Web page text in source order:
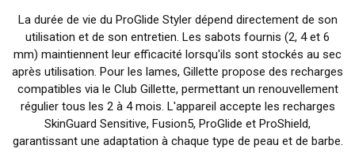
La durée de vie du ProGlide Styler dépend directement de son
utilisation et de son entretien. Les sabots fournis (2, 4 et 6
mm) maintiennent leur efficacité lorsqu'ils sont stockés au sec
après utilisation. Pour les lames, Gillette propose des recharges
compatibles via le Club Gillette, permettant un renouvellement
régulier tous les 2 à 4 mois. L'appareil accepte les recharges
SkinGuard Sensitive, Fusion5, ProGlide et ProShield,
garantissant une adaptation à chaque type de peau et de barbe.